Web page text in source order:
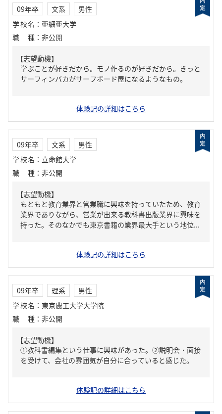
09年卒 文系
男性
学校名 ： 亜細亜大学
職種 ： 非公開
【志望動機】
学ぶことが好きだから。モノ作るのが好きだから。きっと
サーフィンバカがサーフボード屋になるようなもの。
体験記の詳細はこちら
09年卒 文系
男性
学校名 ： 立命館大学
職種 ： 非公開
【志望動機】
もともと教育業界と営業職に興味を持っていたため、教育
業界でありながら、営業が出来る教科書出版業界に興味を
持った。そのなかでも東京書籍の業界最大手という地位...
体験記の詳細はこちら
09年卒 理系
男性
学校名 ： 東京農工大学大学院
職種 ： 非公開
【志望動機】
①教科書編集という仕事に興味があった。②説明会・面接
を受けて、会社の雰囲気が自分に合っていると感じた。
体験記の詳細はこちら